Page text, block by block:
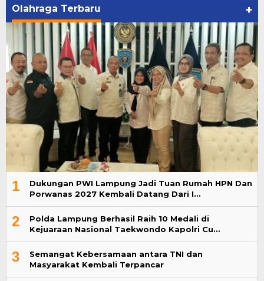
Olahraga Terbaru +
1
Dukungan PWI Lampung Jadi Tuan Rumah HPN Dan
Porwanas 2027 Kembali Datang Dari I…
2
Polda Lampung Berhasil Raih 10 Medali di
Kejuaraan Nasional Taekwondo Kapolri Cu…
3
Semangat Kebersamaan antara TNI dan
Masyarakat Kembali Terpancar